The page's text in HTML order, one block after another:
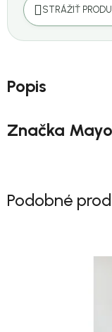
STRÁŽIŤ
Popis
Značka
Podobné